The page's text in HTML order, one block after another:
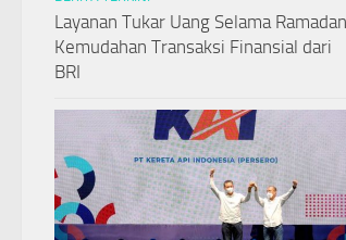
Layanan Tukar Uang Selama
Kemudahan Transaksi Finansial dari
BRI